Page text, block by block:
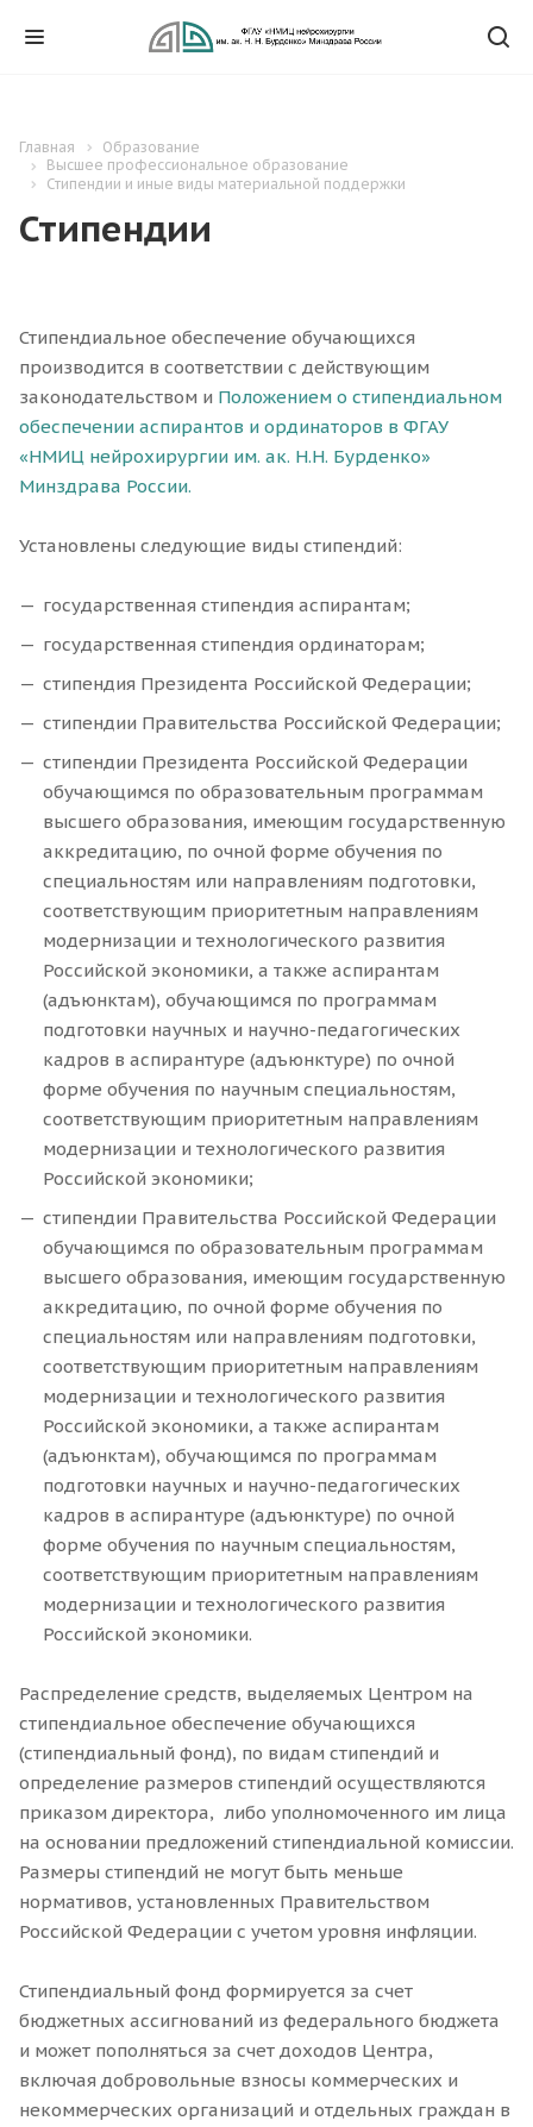
Главная
Образование
Высшее профессиональное образование
Стипендии и иные виды материальной поддержки
Стипендии
Стипендиальное обеспечение обучающихся
производится в соответствии с действующим
законодательством и Положением о стипендиальном
обеспечении аспирантов и ординаторов в ФГАУ
«НМИЦ нейрохирургии им. ак. Н.Н. Бурденко»
Минздрава России.
Установлены следующие виды стипендий:
государственная стипендия аспирантам;
государственная стипендия ординаторам;
стипендия Президента Российской Федерации;
стипендии Правительства Российской Федерации;
стипендии Президента Российской Федерации
обучающимся по образовательным программам
высшего образования, имеющим государственную
аккредитацию, по очной форме обучения по
специальностям или направлениям подготовки,
соответствующим приоритетным направлениям
модернизации и технологического развития
Российской экономики, а также аспирантам
(адъюнктам), обучающимся по программам
подготовки научных и научно-педагогических
кадров в аспирантуре (адъюнктуре) по очной
форме обучения по научным специальностям,
соответствующим приоритетным направлениям
модернизации и технологического развития
Российской экономики;
стипендии Правительства Российской Федерации
обучающимся по образовательным программам
высшего образования, имеющим государственную
аккредитацию, по очной форме обучения по
специальностям или направлениям подготовки,
соответствующим приоритетным направлениям
модернизации и технологического развития
Российской экономики, а также аспирантам
(адъюнктам), обучающимся по программам
подготовки научных и научно-педагогических
кадров в аспирантуре (адъюнктуре) по очной
форме обучения по научным специальностям,
соответствующим приоритетным направлениям
модернизации и технологического развития
Российской экономики.
Распределение средств, выделяемых Центром на
стипендиальное обеспечение обучающихся
(стипендиальный фонд), по видам стипендий и
определение размеров стипендий осуществляются
приказом директора, либо уполномоченного им лица
на основании предложений стипендиальной комиссии.
Размеры стипендий не могут быть меньше
нормативов, установленных Правительством
Российской Федерации с учетом уровня инфляции.
Стипендиальный фонд формируется за счет
бюджетных ассигнований из федерального бюджета
и может пополняться за счет доходов Центра,
включая добровольные взносы коммерческих и
некоммерческих организаций и отдельных граждан в